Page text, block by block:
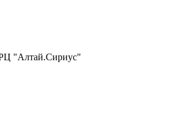
"Алтай.Сириус"